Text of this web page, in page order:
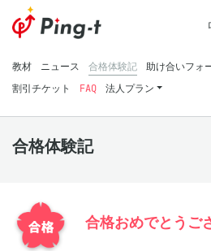
教材 ニュース 合格体験記 助け合いフォ
割引チケット
FAQ 法人プラン
合格体験記
合格おめでとうご